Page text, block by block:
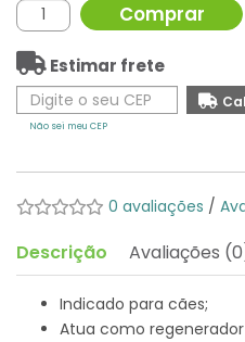
Comprar
Estimar frete
Não sei meu CEP
0 avaliações /
Descrição Avaliações
Indicado para cães;
Atua como